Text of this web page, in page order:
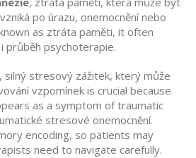
po úrazu, onemocnění nebo
as ztráta paměti, it often
průběh psychoterapie.
, silný stresový zážitek, který může
vzpomínek is crucial because
as a symptom of traumatic
stresové onemocnění.
encoding, so patients may
need to navigate carefully.